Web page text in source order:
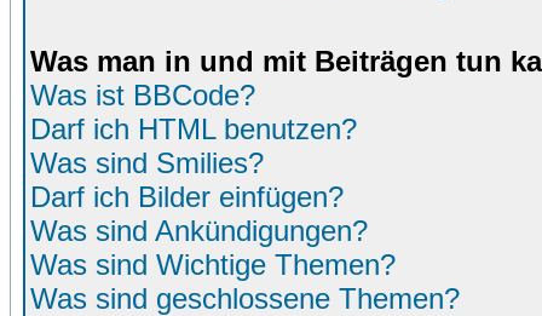
Was man in und mit Beiträgen tun
Was ist BBCode?
Darf ich HTML benutzen?
Was sind Smilies?
Darf ich Bilder einfügen?
Was sind Ankündigungen?
Was sind Wichtige Themen?
Was sind geschlossene Themen?